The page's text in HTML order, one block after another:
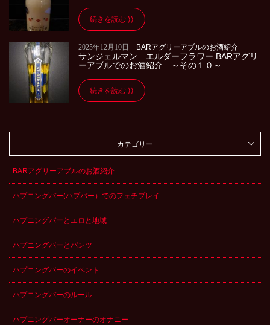
続きを読む
2025年12月10日 BARアグリーアブルのお酒紹介
サンジェルマン エルダーフラワー BARアグリ
ーアブルでのお酒紹介 ～その１０～
続きを読む
カテゴリー
BARアグリーアブルのお酒紹介
ハプニングバー(ハプバー）でのフェチプレイ
ハプニングバーとエロと地域
ハプニングバーとパンツ
ハプニングバーのイベント
ハプニングバーのルール
ハプニングバーオーナーのオナニー